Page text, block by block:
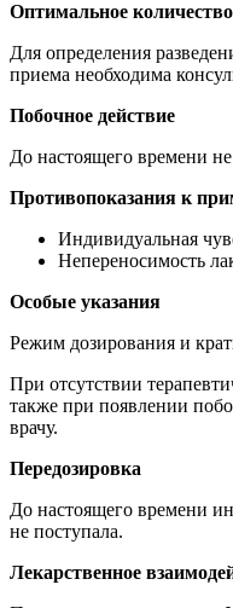
Оптимальное
Для определения
приема необходима
Побочное действие
До настоящего времени
Противопоказания к
Индивидуальная
Непереносимость
Особые указания
Режим дозирования и
При отсутствии
также при появлении
врачу.
Передозировка
До настоящего времени
не поступала.
Лекарственное